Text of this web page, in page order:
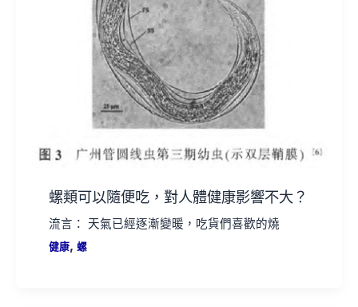
螺類可以隨便吃，對人體健康影響不大？
流言： 天氣已經逐漸變暖，吃貨們喜歡的燒
健康,螺